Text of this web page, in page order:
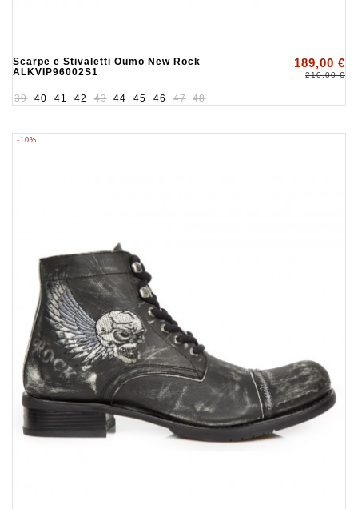
Scarpe e Stivaletti Oumo New Rock
ALKVIP96002S1
189,00 €
210,00 €
39 40 41 42 43 44 45 46 47 48
-10%